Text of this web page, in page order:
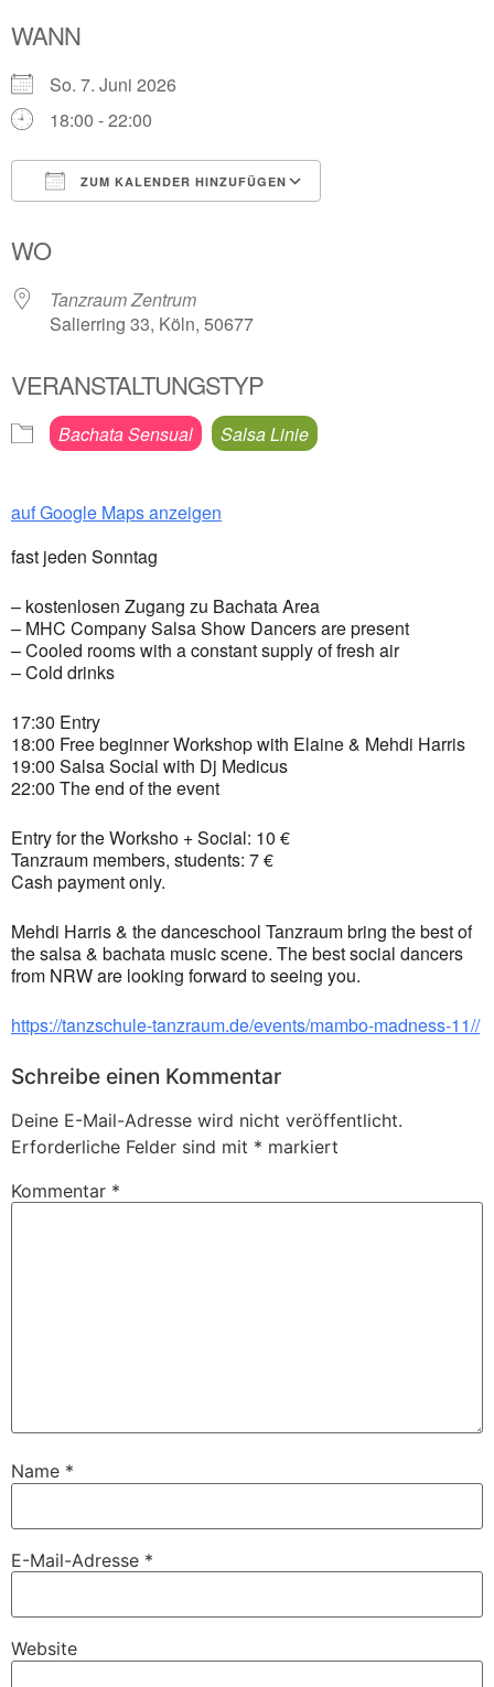
WANN
So. 7. Juni 2026
18:00 - 22:00
ZUM KALENDER HINZUFÜGEN
WO
Tanzraum Zentrum
Salierring 33, Köln, 50677
VERANSTALTUNGSTYP
Bachata Sensual Salsa Linie
auf Google Maps anzeigen
fast jeden Sonntag
– kostenlosen Zugang zu Bachata Area
– MHC Company Salsa Show Dancers are present
– Cooled rooms with a constant supply of fresh air
– Cold drinks
17:30 Entry
18:00 Free beginner Workshop with Elaine & Mehdi Harris
19:00 Salsa Social with Dj Medicus
22:00 The end of the event
Entry for the Worksho + Social: 10 €
Tanzraum members, students: 7 €
Cash payment only.
Mehdi Harris & the danceschool Tanzraum bring the best of
the salsa & bachata music scene. The best social dancers
from NRW are looking forward to seeing you.
https://tanzschule-tanzraum.de/events/mambo-madness-11//
Schreibe einen Kommentar
Deine E-Mail-Adresse wird nicht veröffentlicht.
Erforderliche Felder sind mit * markiert
Kommentar *
Name *
E-Mail-Adresse *
Website